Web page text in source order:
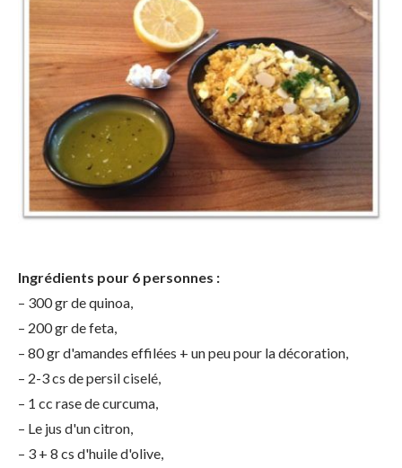
Ingrédients pour 6 personnes :
– 300 gr de quinoa,
– 200 gr de feta,
– 80 gr d'amandes effilées + un peu pour la décoration,
– 2-3 cs de persil ciselé,
– 1 cc rase de curcuma,
– Le jus d'un citron,
– 3 + 8 cs d'huile d'olive,